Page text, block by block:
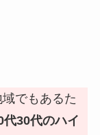
でもあるた
30代のハイ